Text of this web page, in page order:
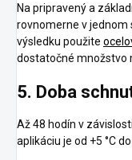
Na pripravený a
rovnomerne v jednom
výsledku použite
dostatočné množstvo
5. Doba
Až 48 hodín v
aplikáciu je od +5 °C do